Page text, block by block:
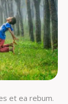
et ea rebum.